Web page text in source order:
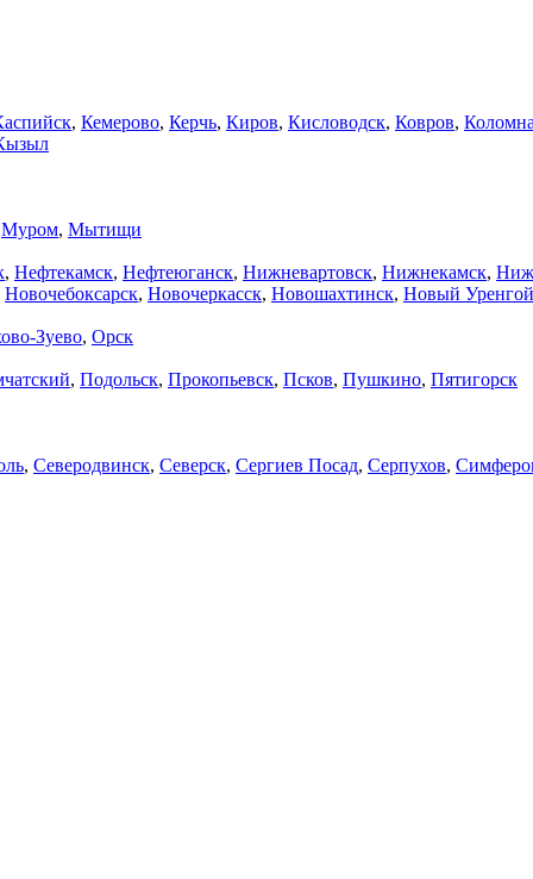
, Кемерово, Керчь, Киров, Кисловодск, Ковров,
Муром, Мытищи
, Нефтекамск, Нефтеюганск, Нижневартовск, Нижнекамск,
Новочебоксарск, Новочеркасск, Новошахтинск, Новый Уренгой
Зуево, Орск
, Подольск, Прокопьевск, Псков, Пушкино, Пятигорск
, Северодвинск, Северск, Сергиев Посад, Серпухов,